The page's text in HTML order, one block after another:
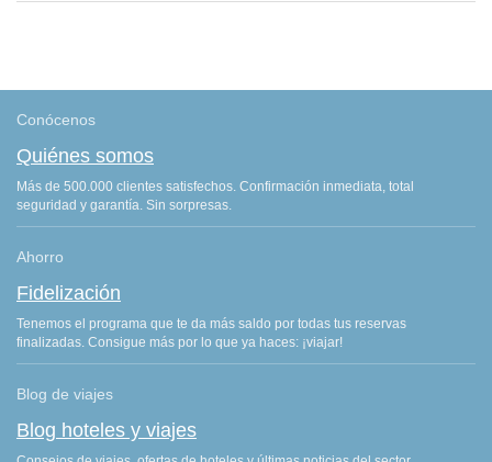
Conócenos
Quiénes somos
Más de 500.000 clientes satisfechos. Confirmación inmediata, total
seguridad y garantía. Sin sorpresas.
Ahorro
Fidelización
Tenemos el programa que te da más saldo por todas tus reservas
finalizadas. Consigue más por lo que ya haces: ¡viajar!
Blog de viajes
Blog hoteles y viajes